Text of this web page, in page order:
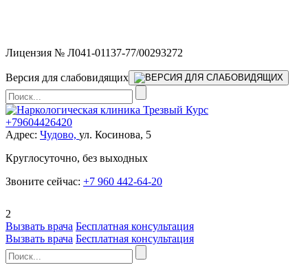
Лицензия № Л041-01137-77/00293272
Версия для слабовидящих
+79604426420
Адрес: Чудово, ул. Косинова, 5
Круглосуточно, без выходных
Звоните сейчас: +7 960 442-64-20
2
Вызвать врача Бесплатная консультация
Вызвать врача Бесплатная консультация